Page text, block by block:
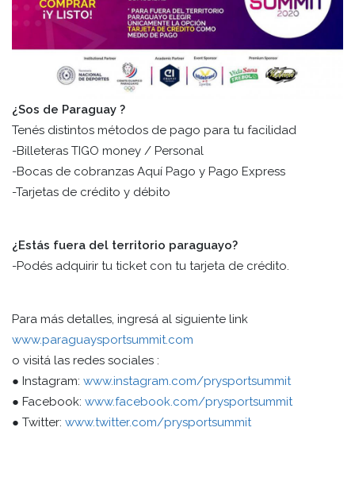
¿Sos de Paraguay ?
Tenés distintos métodos de pago para tu facilidad
-Billeteras TIGO money / Personal
-Bocas de cobranzas Aquí Pago y Pago Express
-Tarjetas de crédito y débito
¿Estás fuera del territorio paraguayo?
-Podés adquirir tu ticket con tu tarjeta de crédito.
Para más detalles, ingresá al siguiente link
www.paraguaysportsummit.com
o visitá las redes sociales :
● Instagram: www.instagram.com/prysportsummit
● Facebook: www.facebook.com/prysportsummit
● Twitter: www.twitter.com/prysportsummit